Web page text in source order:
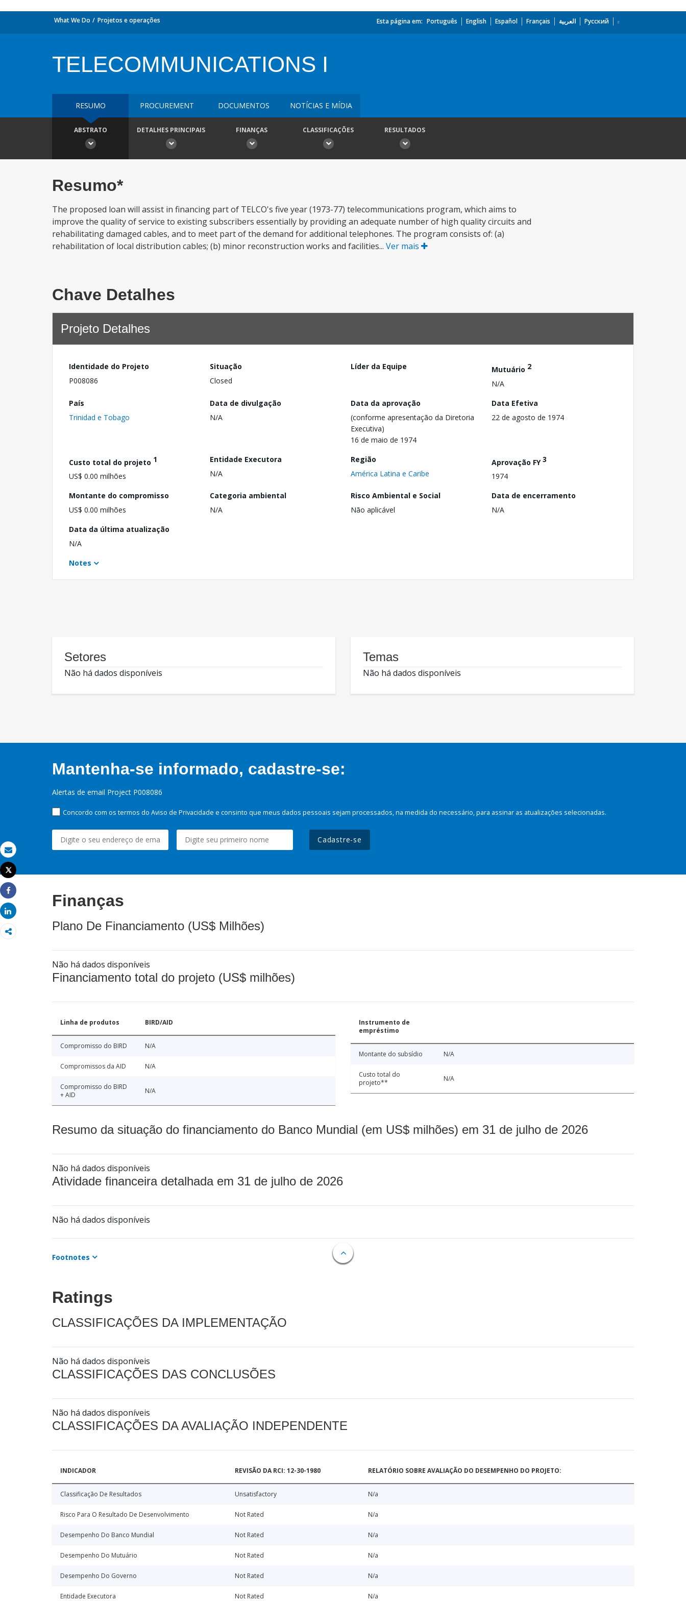
Email
Imprimir
Tweet
Share
Share
What We Do Projetos e operações Esta página em: Português English Español Français العربية Русский
TELECOMMUNICATIONS I
RESUMO PROCUREMENT DOCUMENTOS NOTÍCIAS E MÍDIA
ABSTRATO DETALHES PRINCIPAIS FINANÇAS CLASSIFICAÇÕES RESULTADOS
Resumo*
The proposed loan will assist in financing part of TELCO's five year (1973-77) telecommunications program, which aims to
improve the quality of service to existing subscribers essentially by providing an adequate number of high quality circuits and
rehabilitating damaged cables, and to meet part of the demand for additional telephones. The program consists of: (a)
rehabilitation of local distribution cables; (b) minor reconstruction works and facilities... Ver mais
Chave Detalhes
Projeto Detalhes
Identidade do Projeto
P008086
Situação
Closed
Líder da Equipe Mutuário 2
N/A
País
Trinidad e Tobago
Data de divulgação
N/A
Data da aprovação
(conforme apresentação da Diretoria
Executiva)
16 de maio de 1974
Data Efetiva
22 de agosto de 1974
Custo total do projeto 1
US$ 0.00 milhões
Entidade Executora
N/A
Região
América Latina e Caribe
Aprovação FY3
1974
Montante do compromisso
US$ 0.00 milhões
Categoria ambiental
N/A
Risco Ambiental e Social
Não aplicável
Data de encerramento
N/A
Data da última atualização
N/A
Notes
Setores
Não há dados disponíveis
Temas
Não há dados disponíveis
Mantenha-se informado, cadastre-se:
Alertas de email Project P008086
Concordo com os termos do Aviso de Privacidade e consinto que meus dados pessoais sejam processados, na medida do necessário, para assinar as atualizações selecionadas.
Cadastre-se
Finanças
Plano De Financiamento (US$ Milhões)
Não há dados disponíveis
Financiamento total do projeto (US$ milhões)
Linha de produtos BIRD/AID
Compromisso do BIRD N/A
Compromissos da AID N/A
Compromisso do BIRD
+ AID
N/A
Instrumento de
empréstimo
Montante do subsídio N/A
Custo total do
projeto**
N/A
Resumo da situação do financiamento do Banco Mundial (em US$ milhões) em 31 de julho de 2026
Não há dados disponíveis
Atividade financeira detalhada em 31 de julho de 2026
Não há dados disponíveis
Footnotes
Ratings
CLASSIFICAÇÕES DA IMPLEMENTAÇÃO
Não há dados disponíveis
CLASSIFICAÇÕES DAS CONCLUSÕES
Não há dados disponíveis
CLASSIFICAÇÕES DA AVALIAÇÃO INDEPENDENTE
INDICADOR REVISÃO DA RCI: 12-30-1980 RELATÓRIO SOBRE AVALIAÇÃO DO DESEMPENHO DO PROJETO:
Classificação De Resultados Unsatisfactory N/a
Risco Para O Resultado De Desenvolvimento Not Rated N/a
Desempenho Do Banco Mundial Not Rated N/a
Desempenho Do Mutuário Not Rated N/a
Desempenho Do Governo Not Rated N/a
Entidade Executora Not Rated N/a